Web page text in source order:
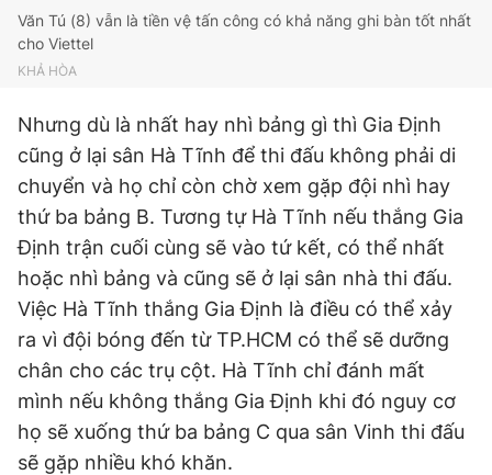
Văn Tú (8) vẫn là tiền vệ tấn công có khả năng ghi bàn tốt nhất
cho Viettel
KHẢ HÒA
Nhưng dù là nhất hay nhì bảng gì thì Gia Định
cũng ở lại sân Hà Tĩnh để thi đấu không phải di
chuyển và họ chỉ còn chờ xem gặp đội nhì hay
thứ ba bảng B. Tương tự Hà Tĩnh nếu thắng Gia
Định trận cuối cùng sẽ vào tứ kết, có thể nhất
hoặc nhì bảng và cũng sẽ ở lại sân nhà thi đấu.
Việc Hà Tĩnh thắng Gia Định là điều có thể xảy
ra vì đội bóng đến từ TP.HCM có thể sẽ dưỡng
chân cho các trụ cột. Hà Tĩnh chỉ đánh mất
mình nếu không thắng Gia Định khi đó nguy cơ
họ sẽ xuống thứ ba bảng C qua sân Vinh thi đấu
sẽ gặp nhiều khó khăn.